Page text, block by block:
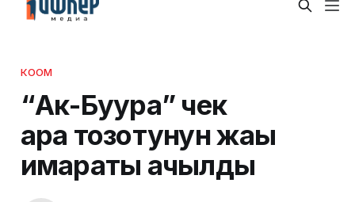
КООМ
“Ак-Буура” чек
ара тозотунун жаңы
имараты ачылды